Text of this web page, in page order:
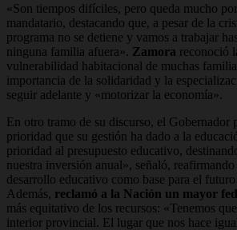
«Son tiempos difíciles, pero queda mucho
mandatario, destacando que, a pesar de la
programa no se detiene y vamos a trabajar
ninguna familia afuera». Zamora reconoció
vulnerabilidad habitacional de muchas
importancia de la solidaridad y la
seguir adelante y «motorizar la economía».
En otro tramo de su discurso, el Gobernador
prioridad que su gestión ha dado a la
prioridad al presupuesto educativo,
nuestra inversión anual», señaló,
desarrollo educativo como base para el
Además, reclamó a la Nación un mayor
más equitativo de los recursos: «Tenemos
interior provincial. El lugar que nos hace